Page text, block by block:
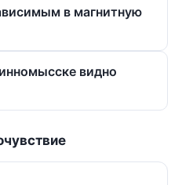
в магнитную
видно